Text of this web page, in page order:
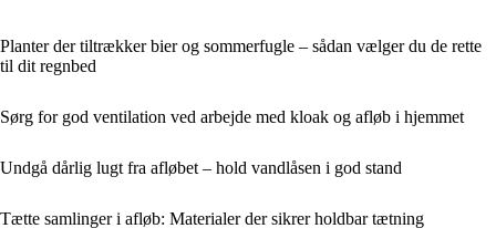
Planter der tiltrækker bier og sommerfugle – sådan vælger du de rette
til dit regnbed
Sørg for god ventilation ved arbejde med kloak og afløb i hjemmet
Undgå dårlig lugt fra afløbet – hold vandlåsen i god stand
Tætte samlinger i afløb: Materialer der sikrer holdbar tætning